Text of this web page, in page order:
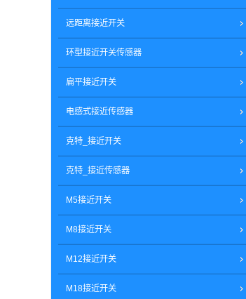
远距离接近开关
环型接近开关传感器
扁平接近开关
电感式接近传感器
克特_接近开关
克特_接近传感器
M5接近开关
M8接近开关
M12接近开关
M18接近开关